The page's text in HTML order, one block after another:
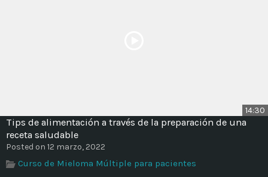
14:30
Tips de alimentación a través de la preparación de una
receta saludable
Posted on 12 marzo, 2022
Curso de Mieloma Múltiple para pacientes